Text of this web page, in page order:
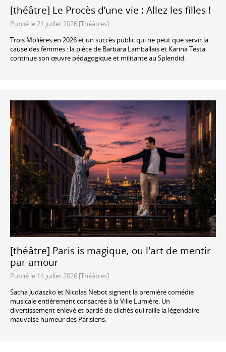
[théâtre] Le Procès d’une vie : Allez les filles !
Publié le 21 juillet 2026 [Théâtres]
Trois Molières en 2026 et un succès public qui ne peut que servir la
cause des femmes : la pièce de Barbara Lamballais et Karina Testa
continue son œuvre pédagogique et militante au Splendid.
[théâtre] Paris is magique, ou l'art de mentir
par amour
Publié le 14 juillet 2026 [Théâtres]
Sacha Judaszko et Nicolas Nebot signent la première comédie
musicale entièrement consacrée à la Ville Lumière. Un
divertissement enlevé et bardé de clichés qui raille la légendaire
mauvaise humeur des Parisiens.